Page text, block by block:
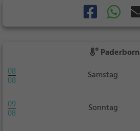
Paderborn
08
08
Samstag
09
08
Sonntag